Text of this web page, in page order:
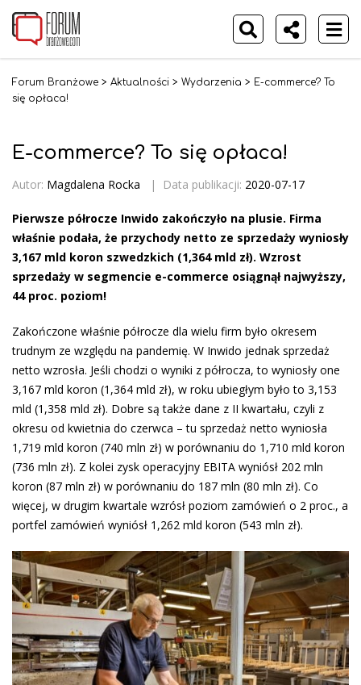
Forum Branżowe > Aktualności > Wydarzenia > E-commerce? To
się opłaca!
E-commerce? To się opłaca!
Autor: Magdalena Rocka | Data publikacji: 2020-07-17
Pierwsze półrocze Inwido zakończyło na plusie. Firma
właśnie podała, że przychody netto ze sprzedaży wyniosły
3,167 mld koron szwedzkich (1,364 mld zł). Wzrost
sprzedaży w segmencie e-commerce osiągnął najwyższy,
44 proc. poziom!
Zakończone właśnie półrocze dla wielu firm było okresem
trudnym ze względu na pandemię. W Inwido jednak sprzedaż
netto wzrosła. Jeśli chodzi o wyniki z półrocza, to wyniosły one
3,167 mld koron (1,364 mld zł), w roku ubiegłym było to 3,153
mld (1,358 mld zł). Dobre są także dane z II kwartału, czyli z
okresu od kwietnia do czerwca – tu sprzedaż netto wyniosła
1,719 mld koron (740 mln zł) w porównaniu do 1,710 mld koron
(736 mln zł). Z kolei zysk operacyjny EBITA wyniósł 202 mln
koron (87 mln zł) w porównaniu do 187 mln (80 mln zł). Co
więcej, w drugim kwartale wzrósł poziom zamówień o 2 proc., a
portfel zamówień wyniósł 1,262 mld koron (543 mln zł).